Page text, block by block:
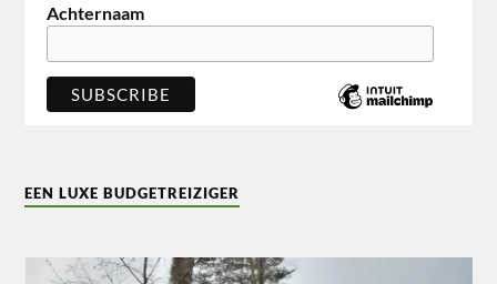
Achternaam
EEN LUXE BUDGETREIZIGER